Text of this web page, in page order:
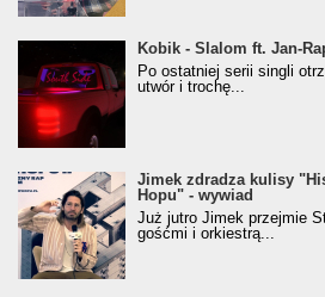
Kobik - Slalom ft. Jan-
[Official Music Visualiser]
Kobik - Slalom ft. Jan-
Po ostatniej serii singli
utwór i trochę...
Jimek zdradza kulisy "Historii
Hopu" - wywiad
Jimek zdradza kulisy
Hopu" - wywiad
Już jutro Jimek przejmie
gośćmi i orkiestrą...